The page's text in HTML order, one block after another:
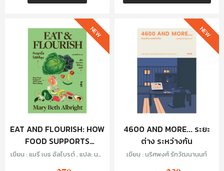
EAT AND FLOURISH: HOW
FOOD SUPPORTS
EMOTIONAL WELL-BEING
เขียน : แมรี เบธ อัลไบรต์ , แปล: นรา
NEW
4600 AND MORE... ระยะ
ต่าง ระหว่างกัน
เขียน : นริศพงศ์ รักวัฒนานนท์
NEW